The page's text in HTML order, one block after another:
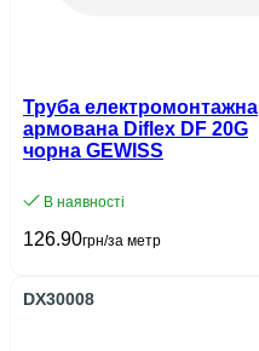
Труба електромонтажна
армована Diflex DF 20G
чорна GEWISS
В наявності
126.90грн/за метр
DX30008